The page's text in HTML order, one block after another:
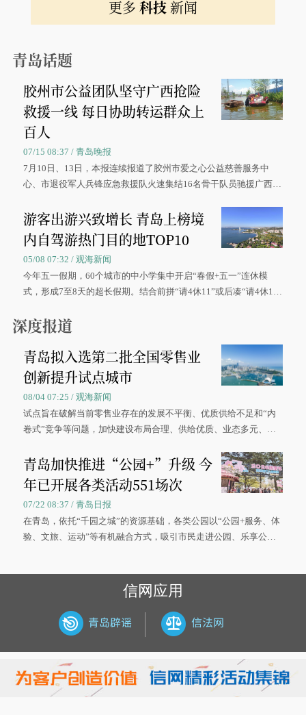
更多 科技新闻
青岛话题
胶州市公益团队坚守广西抢险
救援一线 每日协助转运群众上
百人
07/15 08:37 / 青岛晚报
7月10日、13日，本报连续报道了胶州市爱之心公益慈善服务中
心、市退役军人兵锋应急救援队火速集结16名骨干队员驰援广西灾
游客出游兴致增长 青岛上榜境
内自驾游热门目的地TOP10
05/08 07:32 / 观海新闻
今年五一假期，60个城市的中小学集中开启“春假+五一”连休模
式，形成7至8天的超长假期。结合前拼“请4休11”或后凑“请4休1
深度报道
青岛拟入选第二批全国零售业
创新提升试点城市
08/04 07:25 / 观海新闻
试点旨在破解当前零售业存在的发展不平衡、优质供给不足和“内
卷式”竞争等问题，加快建设布局合理、供给优质、业态多元、智
青岛加快推进“公园+”升级 今
年已开展各类活动551场次
07/22 08:37 / 青岛日报
在青岛，依托“千园之城”的资源基础，各类公园以“公园+服务、体
验、文旅、运动”等有机融合方式，吸引市民走进公园、乐享公
信网应用